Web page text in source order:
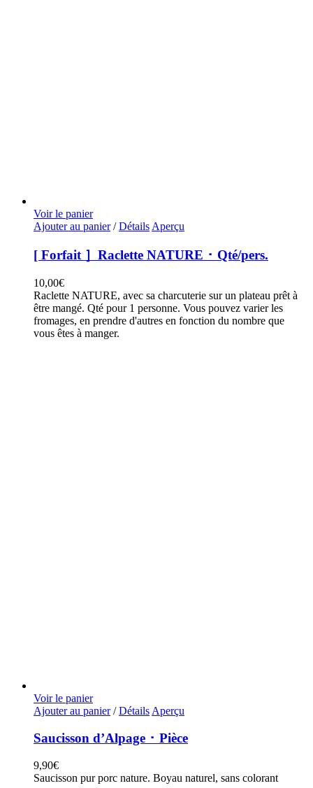
Voir le panier
Ajouter au panier / Détails Aperçu
[ Forfait ］Raclette NATURE ･ Qté/pers.
10,00€
Raclette NATURE, avec sa charcuterie sur un plateau prêt à
être mangé. Qté pour 1 personne. Vous pouvez varier les
fromages, en prendre d'autres en fonction du nombre que
vous êtes à manger.
Voir le panier
Ajouter au panier / Détails Aperçu
Saucisson d’Alpage ･ Pièce
9,90€
Saucisson pur porc nature. Boyau naturel, sans colorant